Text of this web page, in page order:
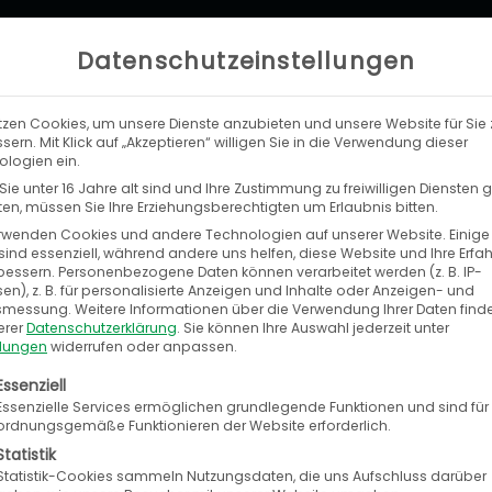
LEISTUNGEN UNTERNEHMEN
und
aktuelle
Datenschutzeinstellungen
Cookies, um unsere Dienste anzubieten und unsere Website für Sie
Mit Klick auf „Akzeptieren“ willigen Sie in die Verwendung dieser
ein.
unter 16 Jahre alt sind und Ihre Zustimmung zu freiwilligen Diensten
müssen Sie Ihre Erziehungsberechtigten um Erlaubnis bitten.
Cookies und andere Technologien auf unserer Website.
essenziell, während andere uns helfen, diese Website und Ihre
Personenbezogene Daten können verarbeitet werden (z. B. IP-
z. B. für personalisierte Anzeigen und Inhalte oder Anzeigen- und
Weitere Informationen über die Verwendung Ihrer Daten
Datenschutzerklärung. Sie können Ihre Auswahl jederzeit unter
widerrufen oder anpassen.
eine Liste der Service-Gruppen, für die eine
Services ermöglichen grundlegende Funktionen und sind
Funktionieren der Website erforderlich.
Cookies sammeln Nutzungsdaten, die uns Aufschluss darüber